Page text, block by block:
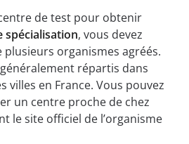
de test pour obtenir
spécialisation, vous devez
organismes agréés.
répartis dans
villes en France. Vous pouvez
un centre proche de chez
le site officiel de l’organisme